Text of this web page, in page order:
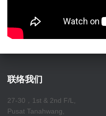
联络我们
27-30，1st & 2nd F/L,
Pusat Tanahwang,